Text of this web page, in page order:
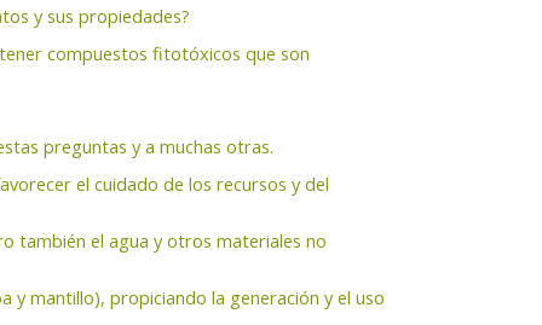
y sus propiedades?
compuestos fitotóxicos que son
preguntas y a muchas otras.
el cuidado de los recursos y del
también el agua y otros materiales no
y mantillo), propiciando la generación y el uso